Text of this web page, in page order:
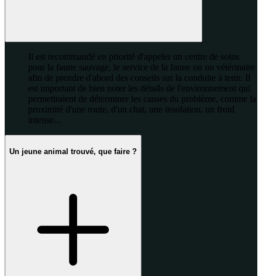
Il est recommandé en priorité d'appeler un centre de soins
pour la faune sauvage, le service de la faune ou un vétérinaire
afin de prendre d'abord des conseils sur la conduite à tenir. Il
est important de bien noter les détails de l'environnement qui
permettraient de déterminer les causes du problème, comme la
proximité d'une route, d'un chat, une insolation, un froid
intense...
Un jeune animal trouvé, que faire ?